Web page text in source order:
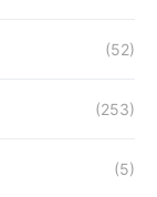
(52)
(253)
(5)